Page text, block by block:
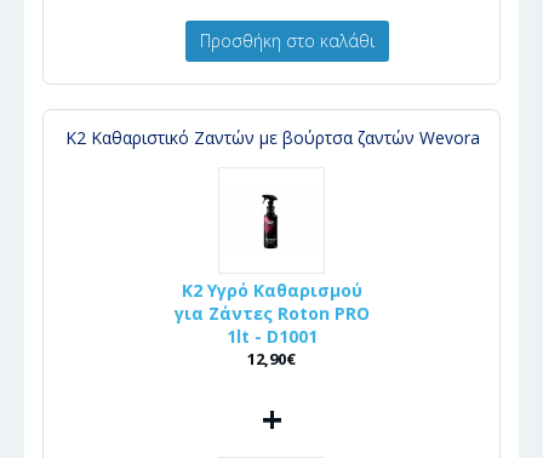
Προσθήκη στο καλάθι
K2 Καθαριστικό Ζαντών με βούρτσα ζαντών Wevora
K2 Υγρό Καθαρισμού
για Ζάντες Roton PRO
1lt - D1001
12,90€
+